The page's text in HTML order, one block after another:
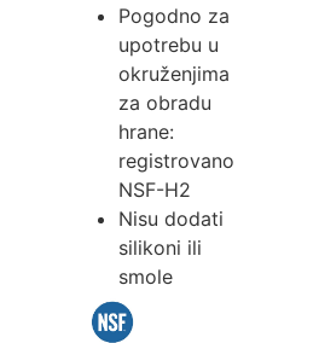
Pogodno za
upotrebu u
okruženjima
za obradu
hrane:
registrovano
NSF-H2
Nisu dodati
silikoni ili
smole